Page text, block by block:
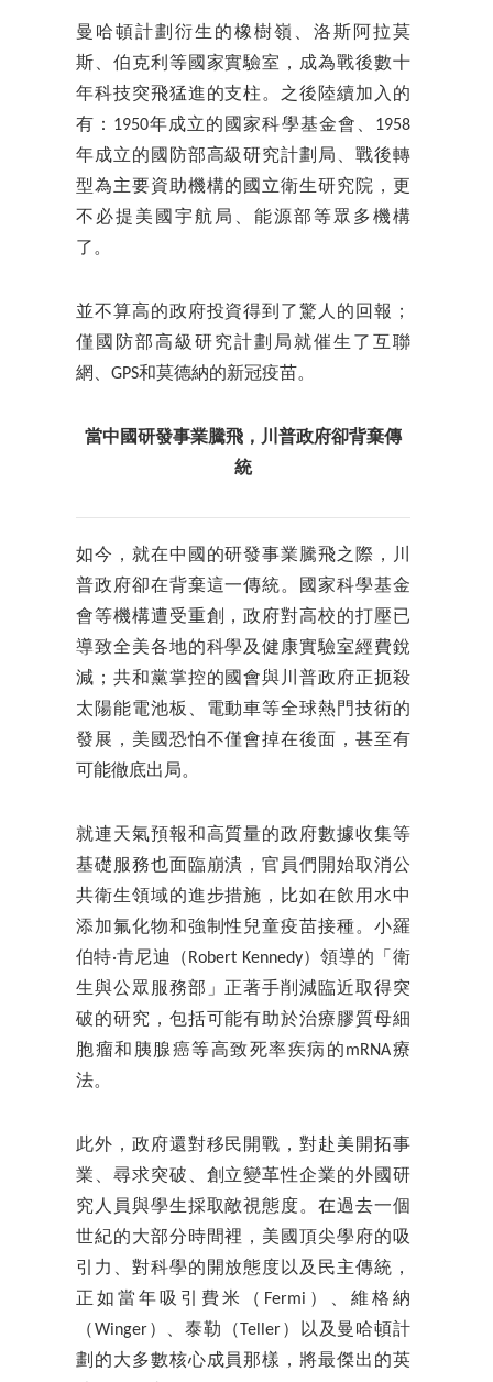
曼哈頓計劃衍生的橡樹嶺、洛斯阿拉莫
斯、伯克利等國家實驗室，成為戰後數十
年科技突飛猛進的支柱。之後陸續加入的
有：1950年成立的國家科學基金會、1958
年成立的國防部高級研究計劃局、戰後轉
型為主要資助機構的國立衛生研究院，更
不必提美國宇航局、能源部等眾多機構
了。
並不算高的政府投資得到了驚人的回報；
僅國防部高級研究計劃局就催生了互聯
網、GPS和莫德納的新冠疫苗。
當中國研發事業騰飛，川普政府卻背棄傳
統
如今，就在中國的研發事業騰飛之際，川
普政府卻在背棄這一傳統。國家科學基金
會等機構遭受重創，政府對高校的打壓已
導致全美各地的科學及健康實驗室經費銳
減；共和黨掌控的國會與川普政府正扼殺
太陽能電池板、電動車等全球熱門技術的
發展，美國恐怕不僅會掉在後面，甚至有
可能徹底出局。
就連天氣預報和高質量的政府數據收集等
基礎服務也面臨崩潰，官員們開始取消公
共衛生領域的進步措施，比如在飲用水中
添加氟化物和強制性兒童疫苗接種。小羅
伯特·肯尼迪（Robert Kennedy）領導的「衛
生與公眾服務部」正著手削減臨近取得突
破的研究，包括可能有助於治療膠質母細
胞瘤和胰腺癌等高致死率疾病的mRNA療
法。
此外，政府還對移民開戰，對赴美開拓事
業、尋求突破、創立變革性企業的外國研
究人員與學生採取敵視態度。在過去一個
世紀的大部分時間裡，美國頂尖學府的吸
引力、對科學的開放態度以及民主傳統，
正如當年吸引費米（Fermi）、維格納
（Winger）、泰勒（Teller）以及曼哈頓計
劃的大多數核心成員那樣，將最傑出的英